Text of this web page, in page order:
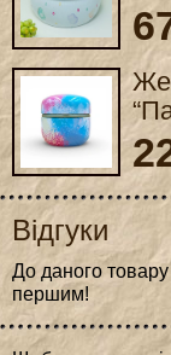
Відгуки
До даного
першим!